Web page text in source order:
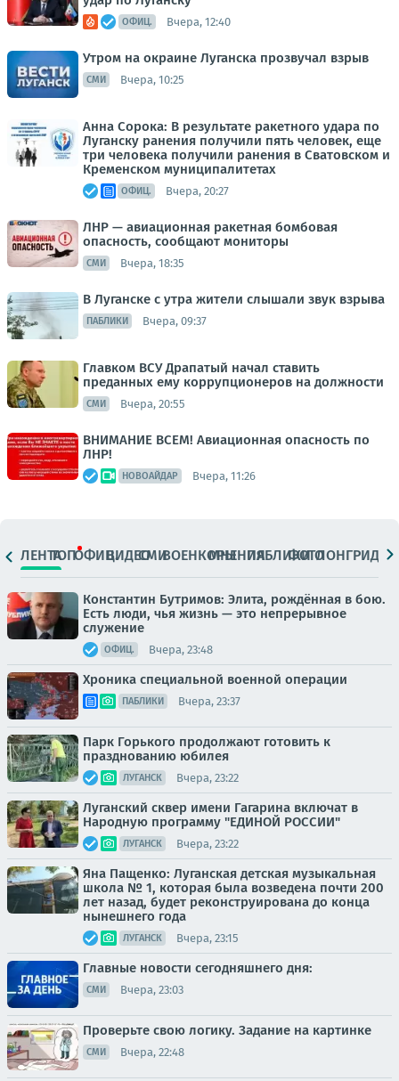
ОФИЦ. Вчера, 12:40
Утром на окраине Луганска прозвучал взрыв
СМИ Вчера, 10:25
Анна Сорока: В результате ракетного удара по
Луганску ранения получили пять человек, еще
три человека получили ранения в Сватовском и
Кременском муниципалитетах
ОФИЦ. Вчера, 20:27
ЛНР — авиационная ракетная бомбовая
опасность, сообщают мониторы
СМИ Вчера, 18:35
В Луганске с утра жители слышали звук взрыва
ПАБЛИКИ Вчера, 09:37
Главком ВСУ Драпатый начал ставить
преданных ему коррупционеров на должности
СМИ Вчера, 20:55
ВНИМАНИЕ ВСЕМ! Авиационная опасность по
ЛНР!
НОВОАЙДАР Вчера, 11:26
ЛЕНТАТОПОФИЦ.ВИДЕОСМИВОЕНКОРЫМНЕНИЯПАБЛИКИ
ФОТОЛОНГРИДЫ
Константин Бутримов: Элита, рождённая в бою.
Есть люди, чья жизнь — это непрерывное
служение
ОФИЦ. Вчера, 23:48
Хроника специальной военной операции
ПАБЛИКИ Вчера, 23:37
Парк Горького продолжают готовить к
празднованию юбилея
ЛУГАНСК Вчера, 23:22
Луганский сквер имени Гагарина включат в
Народную программу "ЕДИНОЙ РОССИИ"
ЛУГАНСК Вчера, 23:22
Яна Пащенко: Луганская детская музыкальная
школа № 1, которая была возведена почти 200
лет назад, будет реконструирована до конца
нынешнего года
ЛУГАНСК Вчера, 23:15
Главные новости сегодняшнего дня:
СМИ Вчера, 23:03
Проверьте свою логику. Задание на картинке
СМИ Вчера, 22:48